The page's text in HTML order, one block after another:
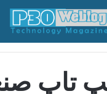
تاپ